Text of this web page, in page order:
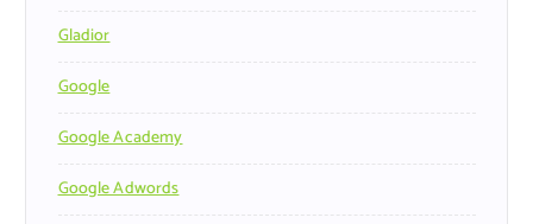
Gladior
Google
Google Academy
Google Adwords